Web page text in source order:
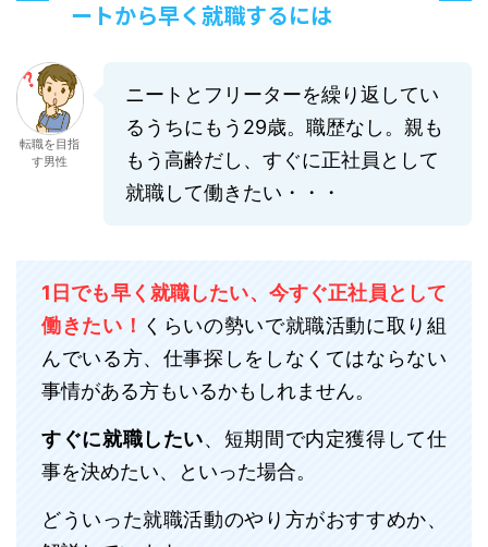
ートから早く就職するには
転職を目指
す男性
ニートとフリーターを繰り返してい
るうちにもう29歳。職歴なし。親も
もう高齢だし、すぐに正社員として
就職して働きたい・・・
1日でも早く就職したい、今すぐ正社員として
働きたい！ くらいの勢いで就職活動に取り組
んでいる方、仕事探しをしなくてはならない
事情がある方もいるかもしれません。
すぐに就職したい、短期間で内定獲得して仕
事を決めたい、といった場合。
どういった就職活動のやり方がおすすめか、